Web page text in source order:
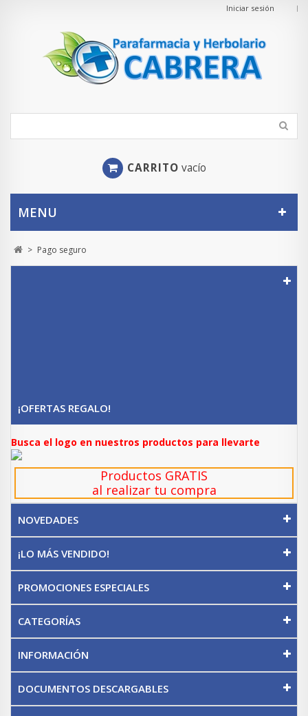
Iniciar sesión
CARRITO vacío
MENU
> Pago seguro
¡OFERTAS REGALO!
Busca el logo en nuestros productos para llevarte
Productos GRATIS
al realizar tu compra
NOVEDADES
¡LO MÁS VENDIDO!
PROMOCIONES ESPECIALES
CATEGORÍAS
INFORMACIÓN
DOCUMENTOS DESCARGABLES